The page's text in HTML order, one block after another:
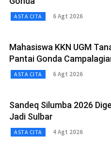
ASTA CITA 6 Agt 2026
Mahasiswa KKN UGM
Pantai Gonda
ASTA CITA 6 Agt 2026
Sandeq Silumba 2026
Jadi Sulbar
ASTA CITA 4 Agt 2026